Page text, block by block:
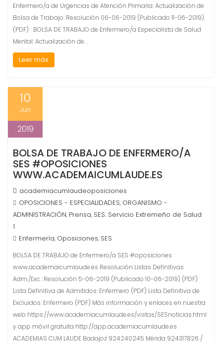
Enfermero/a de Urgencias de Atención Primaria: Actualización de
Bolsa de Trabajo: Resolución 06-06-2019 (Publicado 11-06-2019)
(PDF) BOLSA DE TRABAJO de Enfermero/a Especialista de Salud
Mental: Actualización de…
Leer más
10
Jun
2019
BOLSA DE TRABAJO DE ENFERMERO/A
SES #OPOSICIONES
WWW.ACADEMAICUMLAUDE.ES
academiacumlaudeoposiciones
OPOSICIONES - ESPECIALIDADES, ORGANISMO -
ADMINISTRACIÓN, Prensa, SES. Servicio Extremeño de Salud
1
Enfermería, Oposiciones, SES
BOLSA DE TRABAJO de Enfermero/a SES #oposiciones
www.academaicumlaude.es Resolución Listas Definitivas
Adm./Exc.: Resolución 5-06-2019 (Publicado 10-06-2019) (PDF)
Lista Definitiva de Admitidos: Enfermero (PDF) Lista Definitiva de
Excluidos: Enfermero (PDF) Más información y enlaces en nuestra
web https://www.academiacumlaude.es/vistas/SESnoticias.html
y app móvil gratuita http://app.academiacumlaude.es
ACADEMIAS CUM LAUDE Badajoz 924240245 Mérida 924317826 /